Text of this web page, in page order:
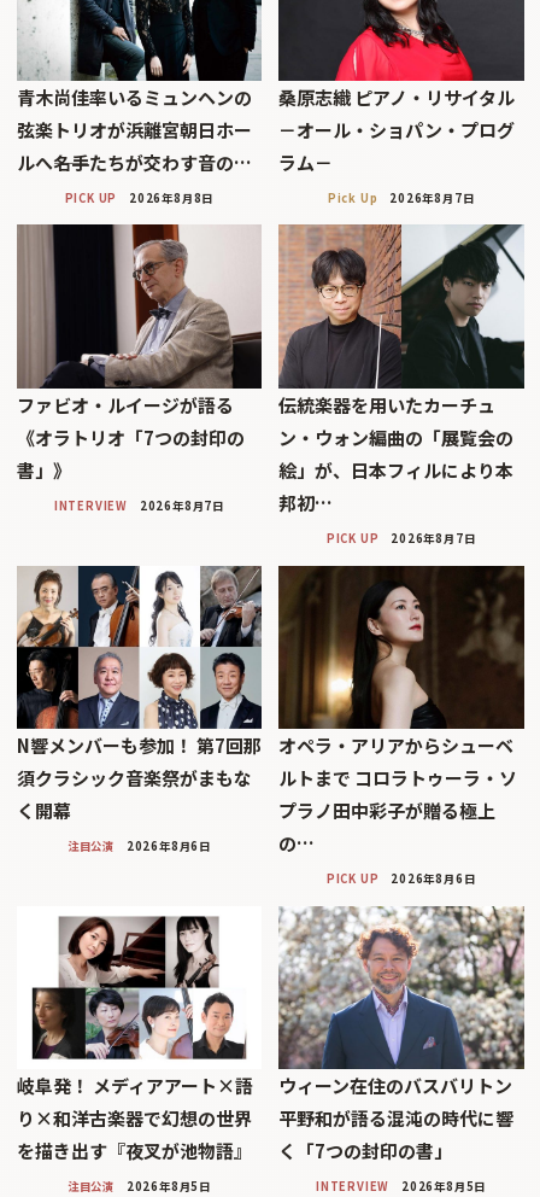
青木尚佳率いるミュンヘンの
弦楽トリオが浜離宮朝日ホー
ルへ――名手たちが交わす音の…
PICK UP 2026年8月8日
桑原志織 ピアノ・リサイタル
－オール・ショパン・プログ
ラム－
Pick Up 2026年8月7日
ファビオ・ルイージが語る
《オラトリオ「7つの封印の
書」》
INTERVIEW 2026年8月7日
伝統楽器を用いたカーチュ
ン・ウォン編曲の「展覧会の
絵」が、日本フィルにより本
邦初…
PICK UP 2026年8月7日
N響メンバーも参加！ 第7回那
須クラシック音楽祭がまもな
く開幕
注目公演 2026年8月6日
オペラ・アリアからシューベ
ルトまで コロラトゥーラ・ソ
プラノ田中彩子が贈る極上
の…
PICK UP 2026年8月6日
岐阜発！ メディアアート×語
り×和洋古楽器で幻想の世界
を描き出す『夜叉が池物語』
注目公演 2026年8月5日
ウィーン在住のバスバリトン
平野和が語る混沌の時代に響
く「7つの封印の書」
INTERVIEW 2026年8月5日